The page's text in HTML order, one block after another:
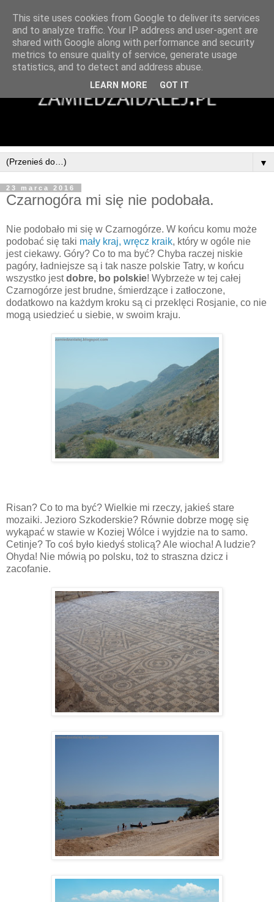
▼
23 marca 2016
Czarnogóra mi się nie podobała.
Nie podobało mi się w Czarnogórze. W końcu komu może
podobać się taki mały kraj, wręcz kraik, który w ogóle nie
jest ciekawy. Góry? Co to ma być? Chyba raczej niskie
pagóry, ładniejsze są i tak nasze polskie Tatry, w końcu
wszystko jestdobre, bo polskie! Wybrzeże w tej całej
Czarnogórze jest brudne, śmierdzące i zatłoczone,
dodatkowo na każdym kroku są ci przeklęci Rosjanie, co nie
mogą usiedzieć u siebie, w swoim kraju.
Risan? Co to ma być? Wielkie mi rzeczy, jakieś stare
mozaiki. Jezioro Szkoderskie? Równie dobrze mogę się
wykąpać w stawie w Koziej Wólce i wyjdzie na to samo.
Cetinje? To coś było kiedyś stolicą? Ale wiocha! A ludzie?
Ohyda! Nie mówią po polsku, toż to straszna dzicz i
zacofanie.
This site uses cookies from Google to deliver its services
and to analyze traffic. Your IP address and user-agent are
shared with Google along with performance and security
metrics to ensure quality of service, generate usage
statistics, and to detect and address abuse.
LEARN MORE GOT IT